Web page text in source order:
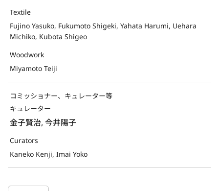
Textile
Fujino Yasuko, Fukumoto Shigeki, Yahata Harumi, Uehara
Michiko, Kubota Shigeo
Woodwork
Miyamoto Teiji
コミッショナー、キュレーター等
キュレーター
金子賢治, 今井陽子
Curators
Kaneko Kenji, Imai Yoko